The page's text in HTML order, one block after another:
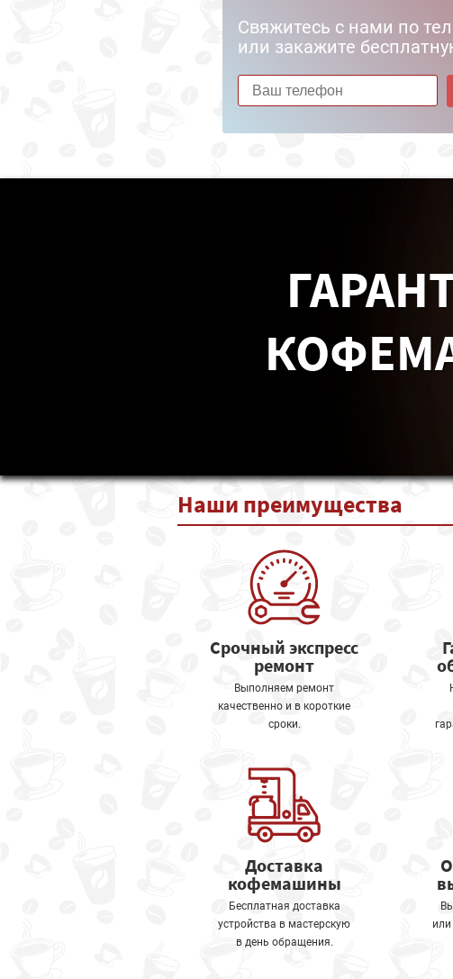
Свяжитесь с нами по
или закажите
Наши преимущества
Срочный экспресс
ремонт
Выполняем ремонт
качественно и в короткие
сроки.
Доставка
кофемашины
Бесплатная доставка
устройства в мастерскую
в день обращения.